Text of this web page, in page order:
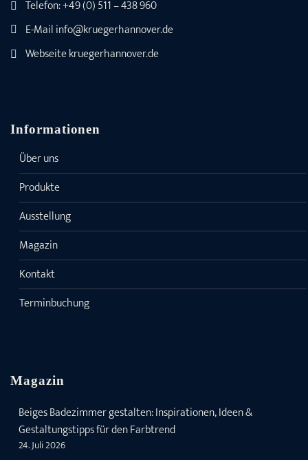
Telefon:+49 (0) 511 – 438 960
E-Mailinfo@kruegerhannover.de
Webseitekruegerhannover.de
Informationen
Über uns
Produkte
Ausstellung
Magazin
Kontakt
Terminbuchung
Magazin
Beiges Badezimmer gestalten: Inspirationen, Ideen &
Gestaltungstipps für den Farbtrend
24. Juli 2026